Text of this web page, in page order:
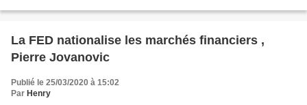
La FED nationalise les marchés financiers ,
Pierre Jovanovic
Publié le 25/03/2020 à 15:02
Par Henry